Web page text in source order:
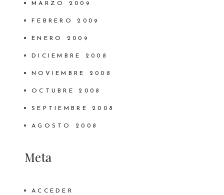
MARZO 2009
FEBRERO 2009
ENERO 2009
DICIEMBRE 2008
NOVIEMBRE 2008
OCTUBRE 2008
SEPTIEMBRE 2008
AGOSTO 2008
Meta
ACCEDER